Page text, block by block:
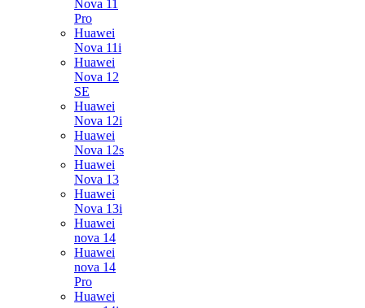
Nova 11
Pro
Huawei
Nova 11i
Huawei
Nova 12
SE
Huawei
Nova 12i
Huawei
Nova 12s
Huawei
Nova 13
Huawei
Nova 13i
Huawei
nova 14
Huawei
nova 14
Pro
Huawei